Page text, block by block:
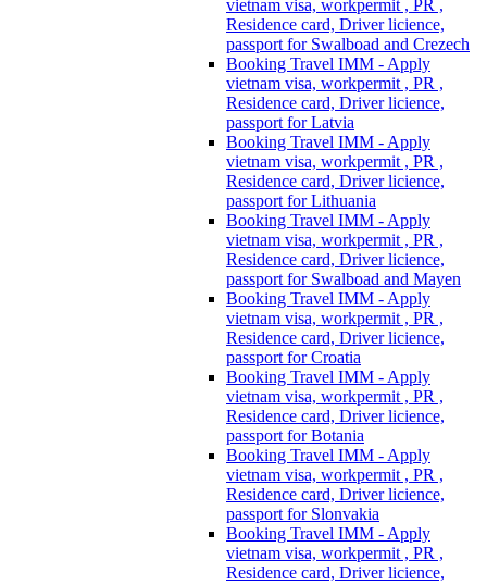
vietnam visa, workpermit , PR ,
Residence card, Driver licience,
passport for Swalboad and Crezech
Booking Travel IMM - Apply
vietnam visa, workpermit , PR ,
Residence card, Driver licience,
passport for Latvia
Booking Travel IMM - Apply
vietnam visa, workpermit , PR ,
Residence card, Driver licience,
passport for Lithuania
Booking Travel IMM - Apply
vietnam visa, workpermit , PR ,
Residence card, Driver licience,
passport for Swalboad and Mayen
Booking Travel IMM - Apply
vietnam visa, workpermit , PR ,
Residence card, Driver licience,
passport for Croatia
Booking Travel IMM - Apply
vietnam visa, workpermit , PR ,
Residence card, Driver licience,
passport for Botania
Booking Travel IMM - Apply
vietnam visa, workpermit , PR ,
Residence card, Driver licience,
passport for Slonvakia
Booking Travel IMM - Apply
vietnam visa, workpermit , PR ,
Residence card, Driver licience,